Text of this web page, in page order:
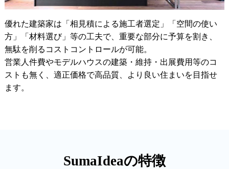
優れた建築家は「相見積による施工者選定」「空間の使い
方」「材料選び」等の工夫で、重要な部分に予算を割き、
無駄を削るコストコントロールが可能。
営業人件費やモデルハウスの建築・維持・出展費用等のコ
ストも無く、適正価格で高品質、より良い住まいを目指せ
ます。
SumaIdeaの特徴